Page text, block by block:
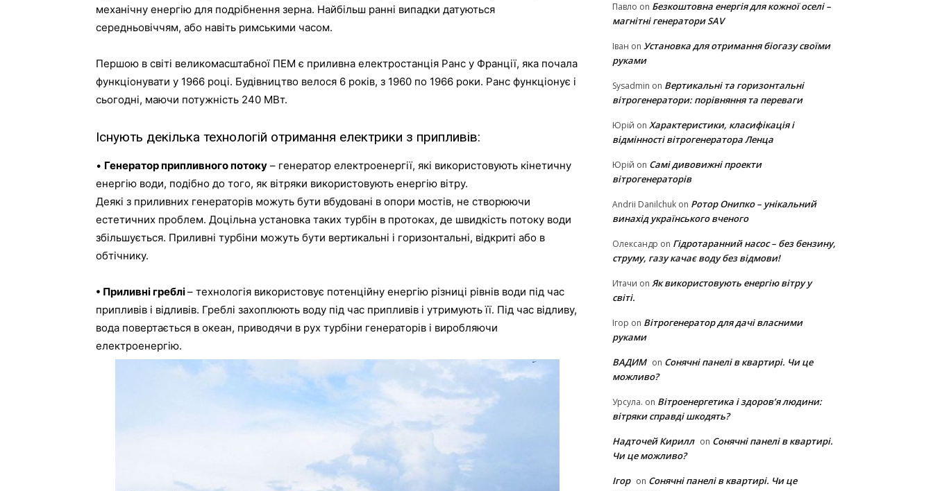
механічну енергію для подрібнення зерна. Найбільш ранні випадки датуються
середньовіччям, або навіть римськими часом.
Першою в світі великомасштабної ПЕМ є приливна електростанція Ранс у Франції, яка почала
функціонувати у 1966 році. Будівництво велося 6 років, з 1960 по 1966 роки. Ранс функціонує і
сьогодні, маючи потужність 240 МВт.
Існують декілька технологій отримання електрики з припливів:
• Генераторприпливногопотоку – генератор електроенергії, які використовують кінетичну
енергію води, подібно до того, як вітряки використовують енергію вітру.
Деякі з приливних генераторів можуть бути вбудовані в опори мостів, не створюючи
естетичних проблем. Доцільна установка таких турбін в протоках, де швидкість потоку води
збільшується. Приливні турбіни можуть бути вертикальні і горизонтальні, відкриті або в
обтічнику.
• Приливнігреблі– технологія використовує потенційну енергію різниці рівнів води під час
припливів і відливів. Греблі захоплюють воду під час припливів і утримують її. Під час відливу,
вода повертається в океан, приводячи в рух турбіни генераторів і виробляючи
електроенергію.
Павло on Безкоштовна енергія для кожної оселі –
магнітні генератори SAV
Іван on Установка для отримання біогазу своїми
руками
Sysadmin on Вертикальні та горизонтальні
вітрогенератори: порівняння та переваги
Юрій on Характеристики, класифікація і
відмінності вітрогенератора Ленца
Юрій on Самі дивовижні проекти
вітрогенераторів
Andrii Danilchuk on Ротор Онипко – унікальний
винахід українського вченого
Олександр on Гідротаранний насос – без бензину,
струму, газу качає воду без відмови!
Итачи on Як використовують енергію вітру у
світі.
Ігор on Вітрогенератор для дачі власними
руками
ВАДИМ on Сонячні панелі в квартирі. Чи це
можливо?
Урсула. on Вітроенергетика і здоров’я людини:
вітряки cправді шкодять?
Надточей Кирилл on Сонячні панелі в квартирі.
Чи це можливо?
Ігор on Сонячні панелі в квартирі. Чи це